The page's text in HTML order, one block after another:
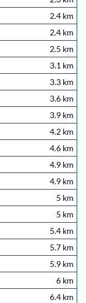
2.4 km
2.4 km
2.5 km
3.1 km
3.3 km
3.6 km
3.9 km
4.2 km
4.6 km
4.9 km
4.9 km
5 km
5 km
5.4 km
5.7 km
5.9 km
6 km
6.4 km